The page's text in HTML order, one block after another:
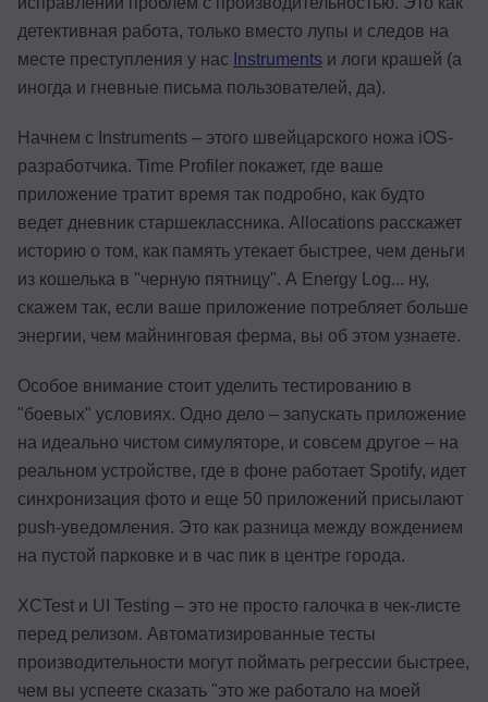
детективная работа, только вместо лупы и следов на
месте преступления у нас Instruments и логи крашей (а
иногда и гневные письма пользователей, да).
Начнем с Instruments – этого швейцарского ножа iOS-
разработчика. Time Profiler покажет, где ваше
приложение тратит время так подробно, как будто
ведет дневник старшеклассника. Allocations расскажет
историю о том, как память утекает быстрее, чем деньги
из кошелька в "черную пятницу". А Energy Log... ну,
скажем так, если ваше приложение потребляет больше
энергии, чем майнинговая ферма, вы об этом узнаете.
Особое внимание стоит уделить тестированию в
"боевых" условиях. Одно дело – запускать приложение
на идеально чистом симуляторе, и совсем другое – на
реальном устройстве, где в фоне работает Spotify, идет
синхронизация фото и еще 50 приложений присылают
push-уведомления. Это как разница между вождением
на пустой парковке и в час пик в центре города.
XCTest и UI Testing – это не просто галочка в чек-листе
перед релизом. Автоматизированные тесты
производительности могут поймать регрессии быстрее,
чем вы успеете сказать "это же работало на моей